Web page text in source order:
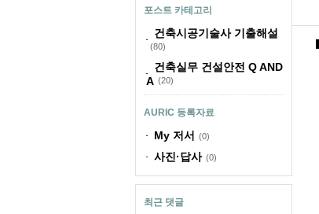
포스트 카테고리
건축시공기술사 기출해설
(80)
건축실무 건설안전 Q AND
A (20)
AURIC 등록자료
My 저서 (0)
사진·답사 (0)
최근 댓글